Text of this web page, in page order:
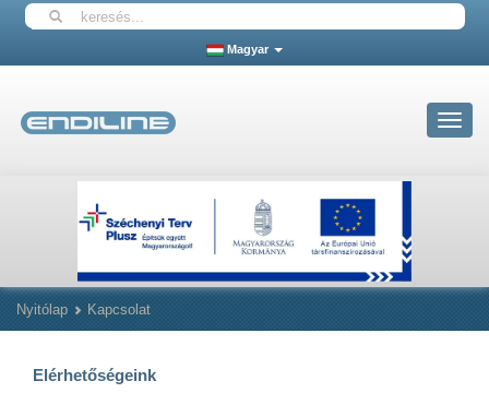
Magyar
Toggle
Nyitólap Kapcsolat
Elérhetőségeink